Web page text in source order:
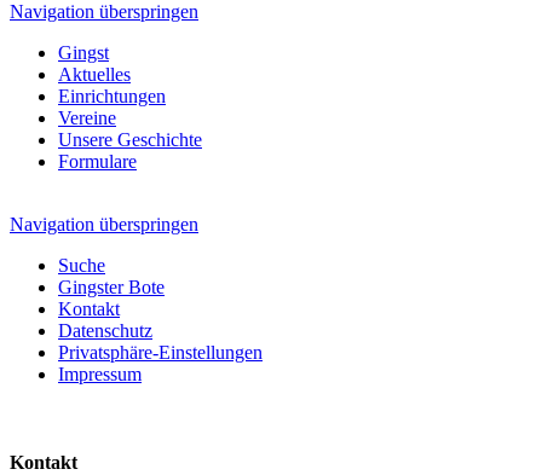
Navigation überspringen
Gingst
Aktuelles
Einrichtungen
Vereine
Unsere Geschichte
Formulare
Navigation überspringen
Suche
Gingster Bote
Kontakt
Datenschutz
Privatsphäre-Einstellungen
Impressum
Kontakt